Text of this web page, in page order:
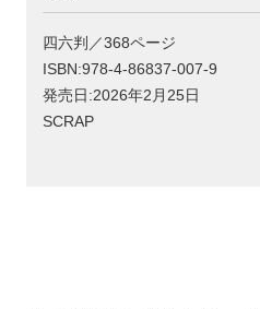
四六判／368ページ
ISBN:978-4-86837-007-9
発売日:2026年2月25日
SCRAP